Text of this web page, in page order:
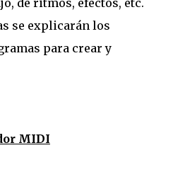
de ritmos, efectos, etc.
se explicarán los
para crear y
MIDI